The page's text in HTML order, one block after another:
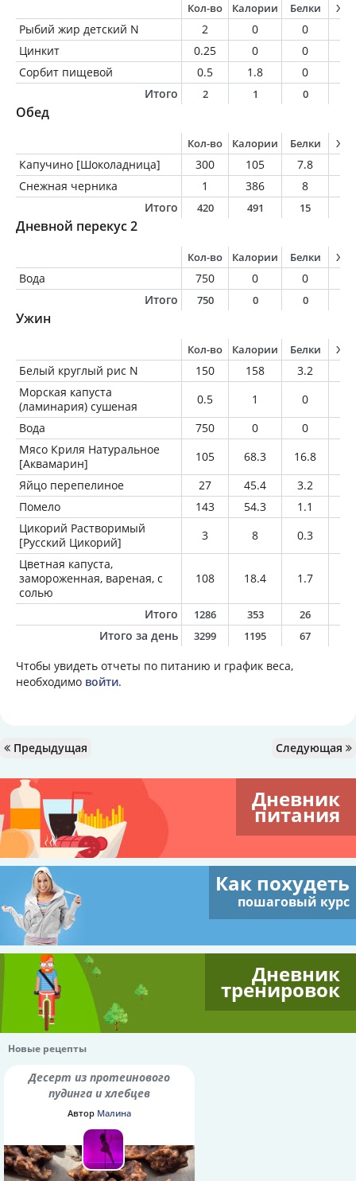
Кол-во Калории Белки
Рыбий жир детский N 2 0 0
Цинкит
0.25 0 0
Сорбит пищевой
0.5 1.8 0
Итого
2 1 0
Обед
Кол-во Калории Белки
Капучино [Шоколадница] 300 105 7.8
Снежная черника
1 386 8
Итого
420 491 15
Дневной перекус 2
Кол-во Калории Белки
Вода 750 0 0
Итого
750 0 0
Ужин
Кол-во Калории Белки
Белый круглый рис N 150 158 3.2
Морская капуста
(ламинария) сушеная
0.5 1 0
Вода
750 0 0
Мясо Криля Натуральное
[Аквамарин]
105 68.3 16.8
Яйцо перепелиное
27 45.4 3.2
Помело
143 54.3 1.1
Цикорий Растворимый
[Русский Цикорий]
3 8 0.3
Цветная капуста,
замороженная, вареная, с
солью
108 18.4 1.7
Итого 1286 353 26
Итого за день 3299 1195 67
Чтобы увидеть отчеты по питанию и график веса,
необходимо войти.
Предыдущая Следующая
Дневник
питания
Как похудеть
пошаговый курс
Дневник
тренировок
Новые рецепты
Десерт из протеинового
пудинга и хлебцев
Автор Малина